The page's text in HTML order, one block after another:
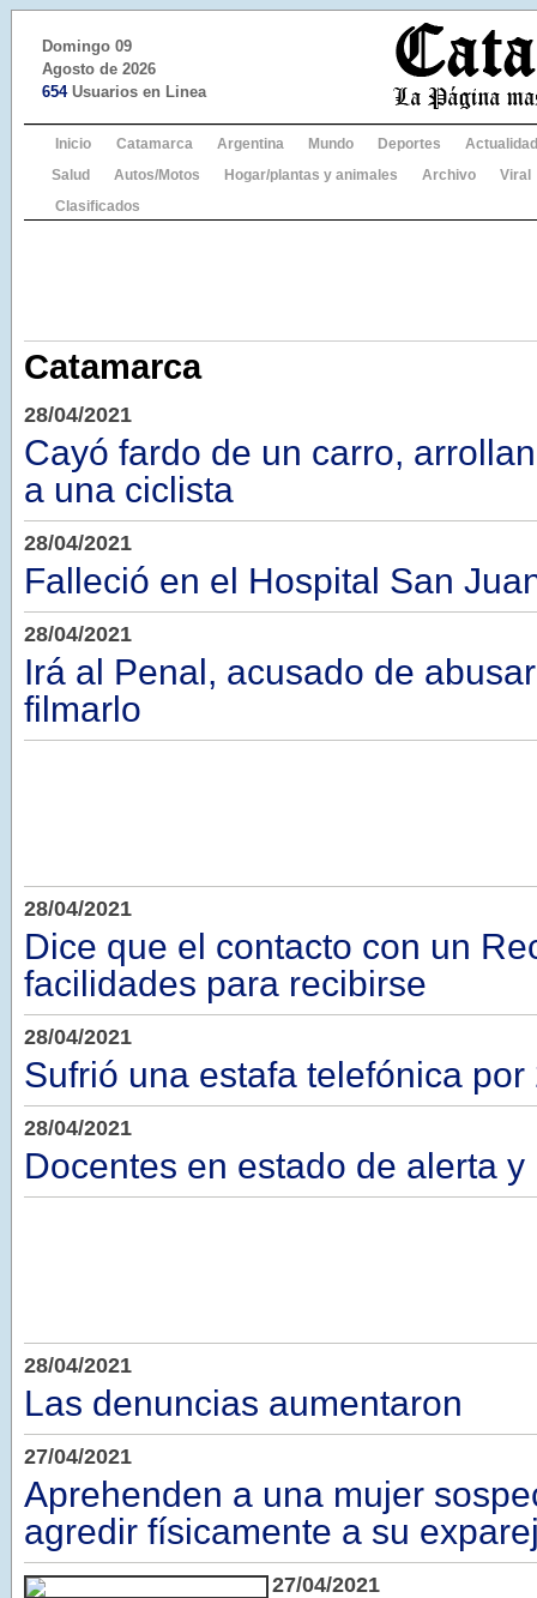
Domingo 09
Agosto de 2026
654Usuarios en Linea
Inicio Catamarca Argentina Mundo Deportes
Actualidad
Salud
Autos/Motos Hogar/plantas y animales Archivo
Viral
Clasificados
Catamarca
28/04/2021
Cayó fardo de un carro,
a una ciclista
28/04/2021
Falleció en el Hospital San
28/04/2021
Irá al Penal, acusado de
filmarlo
28/04/2021
Dice que el contacto con un
facilidades para recibirse
28/04/2021
Sufrió una estafa telefónica
28/04/2021
Docentes en estado de alerta
28/04/2021
Las denuncias aumentaron
27/04/2021
Aprehenden a una mujer
agredir físicamente a su
27/04/2021